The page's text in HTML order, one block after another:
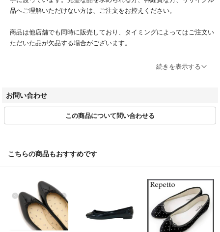
品へご理解いただけない方は、ご注文をお控えください。
商品は他店舗でも同時に販売しており、タイミングによってはご注文い
ただいた品が欠品する場合がございます。
ブランドによってサイズ表記方法が様々です。必ず実寸サイズをご確認
ましてはご容赦ください。
商品画像はできる限り現品を再現するよう心がけておりますが、ご利用
商品状態は掲載前に十分な確認を行っておりますが、重大な見落としが
ございました際はご返品を承ります。サイズが合わない、イメージが違
う、間違えた等お客様都合での返品はお受けしておりません。
・ご注文の商品と異なる商品が届いた場合
・商品状態が商品説明と著しく異なる場合
続きを表示する
お問い合わせ
この商品について問い合わせる
こちらの商品もおすすめです